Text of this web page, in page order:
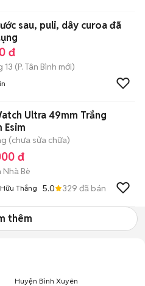
sau, puli, dây curoa đã
đ
13 (P. Tân Bình mới)
Ultra 49mm Trắng
Esim
(chưa sửa chữa)
đ
Nhà Bè
Thắng 5.0 329 đã bán
thêm
Huyện Bình Xuyên